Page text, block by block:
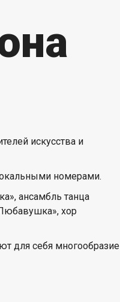
искусства и
номерами.
ансамбль танца
хор
для себя многообразие